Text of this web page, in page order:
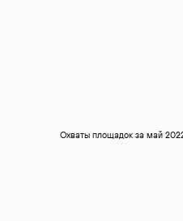
Охваты площадок за май